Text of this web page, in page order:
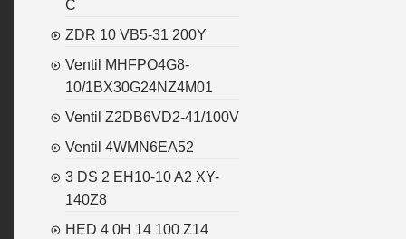
C
ZDR 10 VB5-31 200Y
Ventil MHFPO4G8-
10/1BX30G24NZ4M01
Ventil Z2DB6VD2-41/100V
Ventil 4WMN6EA52
3 DS 2 EH10-10 A2 XY-
140Z8
HED 4 0H 14 100 Z14